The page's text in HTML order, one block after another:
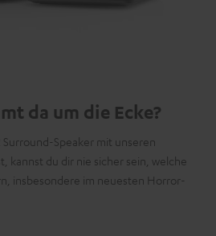
da um die Ecke?
Surround-Speaker mit unseren
kannst du dir nie sicher sein, welche
insbesondere im neuesten Horror-